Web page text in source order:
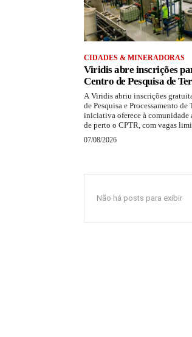
CIDADES & MINERADORAS
Viridis abre inscrições
Centro de Pesquisa de
A Viridis abriu inscrições
de Pesquisa e Processamento de
iniciativa oferece à comunidade
de perto o CPTR, com vagas
07/08/2026
Não há posts para exibir